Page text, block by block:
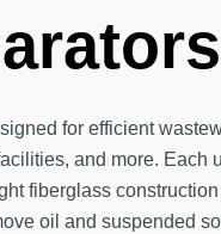
for efficient
and more. Each
fiberglass
oil and suspended